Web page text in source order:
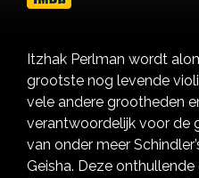
Itzhak Perlman wordt
grootste nog levende
vele andere grootheden
verantwoordelijk voor de
van onder meer
Geisha. Deze